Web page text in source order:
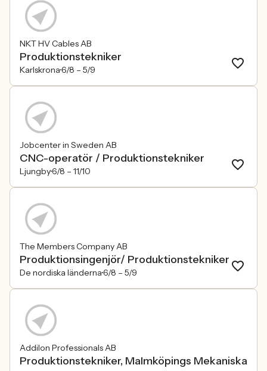
NKT HV Cables AB
Produktionstekniker
Karlskrona6/8 – 5/9
Jobcenter in Sweden AB
CNC-operatör / Produktionstekniker
Ljungby6/8 – 11/10
The Members Company AB
Produktionsingenjör/ Produktionstekniker
De nordiska länderna6/8 – 5/9
Addilon Professionals AB
Produktionstekniker, Malmköpings Mekaniska